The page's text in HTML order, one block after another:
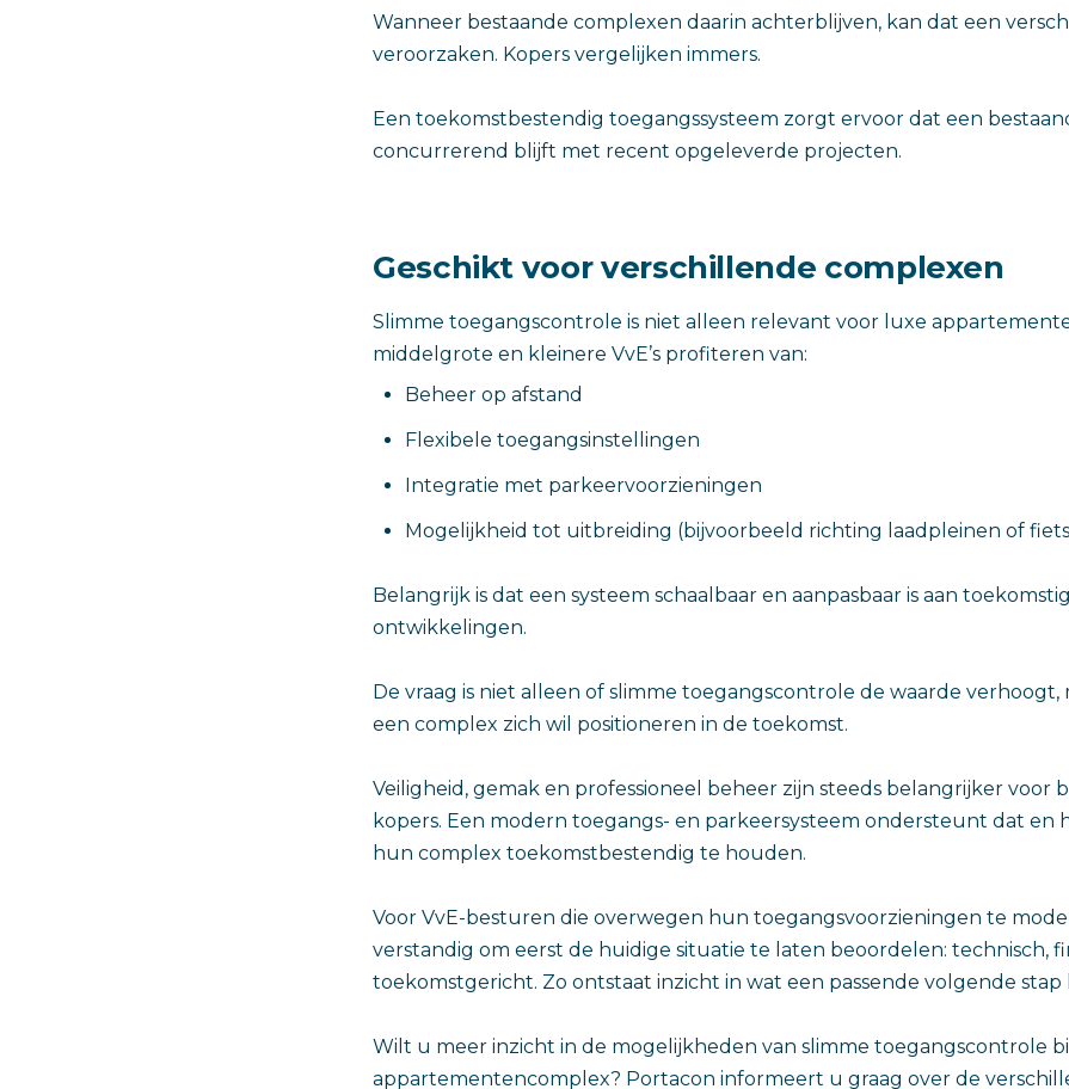
Wanneer bestaande complexen daarin achterblijven, kan dat een
veroorzaken. Kopers vergelijken immers.
Een toekomstbestendig toegangssysteem zorgt ervoor dat een
concurrerend blijft met recent opgeleverde projecten.
Geschikt voor verschillende complexen
Slimme toegangscontrole is niet alleen relevant voor luxe
middelgrote en kleinere VvE’s profiteren van:
Beheer op afstand
Flexibele toegangsinstellingen
Integratie met parkeervoorzieningen
Mogelijkheid tot uitbreiding (bijvoorbeeld richting laadpleinen of
Belangrijk is dat een systeem schaalbaar en aanpasbaar is aan
ontwikkelingen.
De vraag is niet alleen of slimme toegangscontrole de waarde verhoogt,
een complex zich wil positioneren in de toekomst.
Veiligheid, gemak en professioneel beheer zijn steeds belangrijker voor
kopers. Een modern toegangs- en parkeersysteem ondersteunt dat en
hun complex toekomstbestendig te houden.
Voor VvE-besturen die overwegen hun toegangsvoorzieningen te
verstandig om eerst de huidige situatie te laten beoordelen: technisch,
toekomstgericht. Zo ontstaat inzicht in wat een passende volgende stap
Wilt u meer inzicht in de mogelijkheden van slimme toegangscontrole
appartementencomplex? Portacon informeert u graag over de